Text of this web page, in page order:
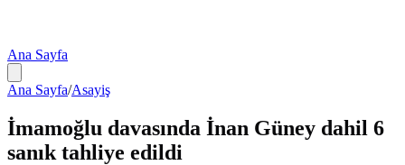
Ana Sayfa
Ana Sayfa/Asayiş
İmamoğlu davasında İnan Güney dahil 6
sanık tahliye edildi